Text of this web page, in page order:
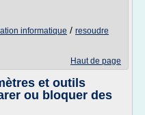
informatique / resoudre
Haut de page
et outils
ou bloquer des